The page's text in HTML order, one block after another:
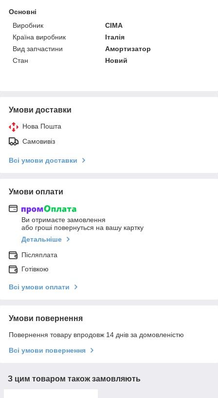
Основні
Виробник
CIMA
Країна виробник
Італія
Вид запчастини
Амортизатор
Стан
Новий
Умови доставки
Нова Пошта
Самовивіз
Всі умови доставки
Умови оплати
Ви отримаєте замовлення
або гроші повернуться на вашу картку
Детальніше
Післяплата
Готівкою
Всі умови оплати
Умови повернення
Повернення товару впродовж 14 днів за домовленістю
Всі умови повернення
З цим товаром також замовляють